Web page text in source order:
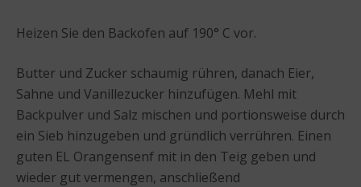
Heizen Sie den Backofen auf 190° C vor.
Butter und Zucker schaumig rühren, danach Eier,
Sahne und Vanillezucker hinzufügen. Mehl mit
Backpulver und Salz mischen und portionsweise durch
ein Sieb hinzugeben und gründlich verrühren. Einen
guten EL Orangensenf mit in den Teig geben und
wieder gut vermengen, anschließend